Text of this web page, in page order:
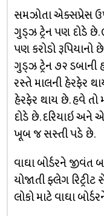
સમઝોતા એક્સપ્રેસ
ગુડ્ઝ ટ્રેન પણ દોડે છે.
પણ કરોડો રૂપિયાનો
ગુડ્ઝ ટ્રેન ૭૨ ડબાની
રસ્તે માલની હેરફેર
હેરફેર થાય છે. હવે તો
દોડે છે. દરિયાઇ અને
ખૂબ જ સસ્તી પડે છે.
વાઘા બોર્ડરને જીવંત
યોજાતી ફ્લેગ
લોકો માટે વાઘા